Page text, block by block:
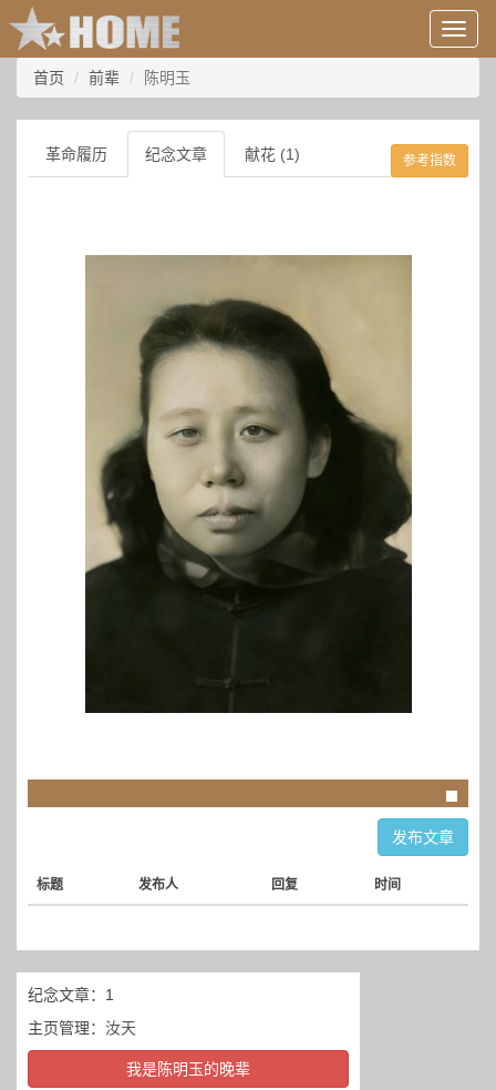
用
户
息/
登
录
等
首页 前辈 陈明玉
革命履历 纪念文章 献花 (1) 参考指数
发布文章
标题 发布人 回复 时间
纪念文章：1
主页管理： 汝天
我是陈明玉的晚辈